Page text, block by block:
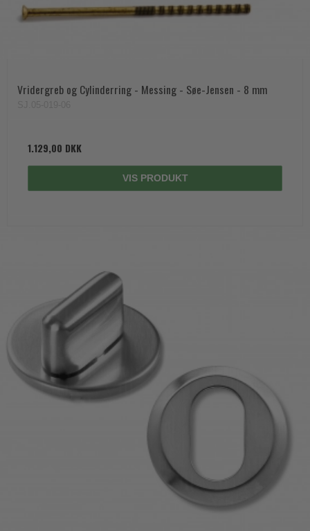
Vridergreb og Cylinderring - Messing - Søe-Jensen - 8 mm
1.129,00 DKK
VIS PRODUKT